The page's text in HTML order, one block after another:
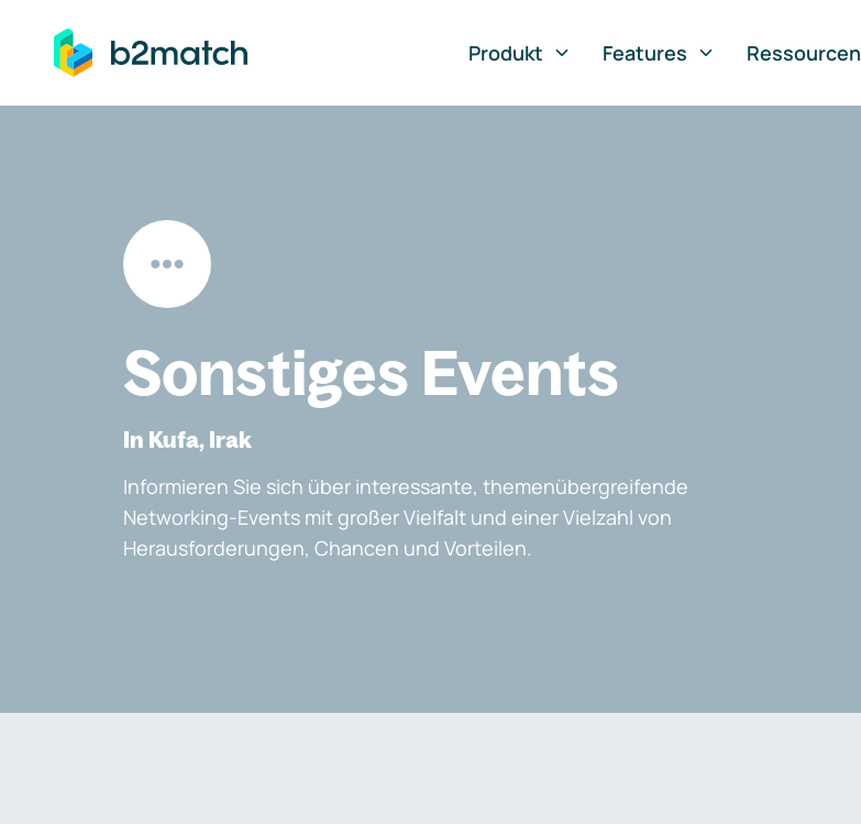
springen
Produkt
Features Ressourcen
Sonstiges Events
In Kufa, Irak
Informieren Sie sich über interessante, themenübergreifende
Networking-Events mit großer Vielfalt und einer Vielzahl von
Herausforderungen, Chancen und Vorteilen.